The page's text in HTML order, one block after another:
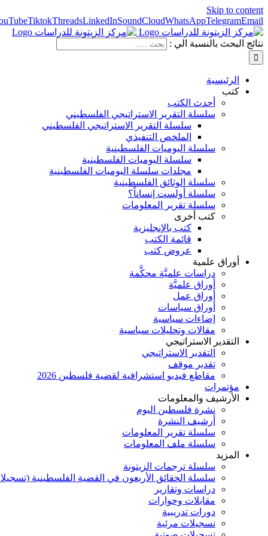
Skip to content
TiktokThreadsLinkedInSoundCloudWhatsAppTelegramEmail
نتائج البحث بالنسبة الي :
الرئيسية
كتب
أحدث الكتب
سلسلة التقرير الاستراتيجي الفلسطيني
سلسلة التقرير الاستراتيجي الفلسطيني
الملخص التنفيذي
سلسلة اليوميات الفلسطينية
سلسلة اليوميات الفلسطينية
مجلدات سلسلة اليوميات الفلسطينية
سلسلة الوثائق الفلسطينية
سلسلة أولست إنساناً؟
سلسلة تقرير المعلومات
كتب أخرى
كتب بالإنجليزية
قائمة الكتب
عروض كتب
أوراق علمية
دراسات علميَّة محكَّمة
أوراق علميَّة
أوراق عمل
أوراق سياسات
إضاءات سياسية
مقالات وتحليلات سياسية
التقدير الاستراتيجي
التقدير الاستراتيجي
تقدير موقف
مقاطع فيديو استشرافية لقضية فلسطين 2026
مؤتمرات
الأرشيف والمعلومات
نشرة فلسطين اليوم
أرشيف النشرة
سلسلة تقرير المعلومات
سلسلة ملف المعلومات
المزيد
سلسلة ترجمات الزيتونة
سلسلة الحقائق الأربعون في القضية الفلسطينية
دراسات وتقارير
مقابلات وحوارات
دورات تدريبية
تسجيلات مرئية